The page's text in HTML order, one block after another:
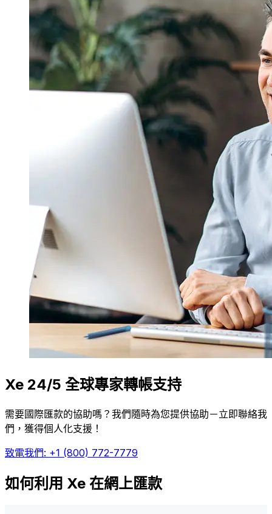
Xe 24/5 全球專家轉帳支持
需要國際匯款的協助嗎？我們隨時為您提供協助－立即聯絡我
們，獲得個人化支援！
致電我們: +1 (800) 772-7779
如何利用 Xe 在網上匯款